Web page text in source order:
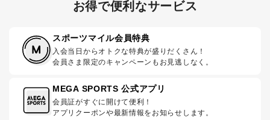
お得で便利なサービス
スポーツマイル会員特典
入会当日からオトクな特典が盛りだくさん！
会員さま限定のキャンペーンもお見逃しなく。
MEGA SPORTS 公式アプリ
会員証がすぐに開けて便利！
アプリクーポンや最新情報をお知らせします。